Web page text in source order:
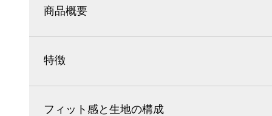
商品概要
特徴
フィット感と生地の構成